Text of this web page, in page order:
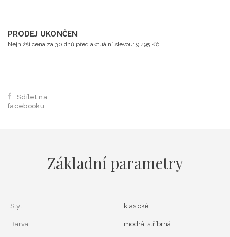
PRODEJ UKONČEN
Nejnižší cena za 30 dnů před aktuální slevou: 9 495 Kč
Sdílet na
facebooku
Základní parametry
Styl klasické
Barva modrá, stříbrná